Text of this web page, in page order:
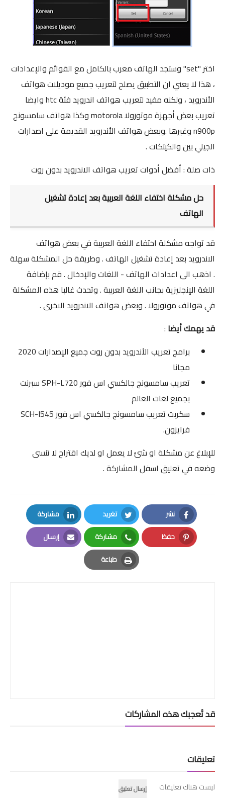
اختر "set" وستجد الهاتف معرب بالكامل مع القوائم والإعدادات
، هذا لا يعني ان التطبيق يصلح لتعريب جميع موديلات هواتف
الأندرويد ، ولكنه مفيد لتعريب هواتف اندرويد فئة htc وايضا
تعريب بعض أجهزة موتورولا motorola وكذا هواتف سامسونج
n900p وغيرها .وبعض هواتف الأندرويد القديمة على اصدارات
الجيلي بين والكيتكات .
ذات صلة :أفضل أدوات تعريب هواتف الاندرويد بدون روت
حل مشكلة اختفاء اللغة العربية بعد إعادة تشغيل
الهاتف
قد تواجه مشكلة اختفاء اللغة العربية في بعض هواتف
الاندرويد بعد إعادة تشغيل الهاتف . وطريقة حل المشكلة سهلة
. اذهب الى اعدادات الهاتف - اللغات والإدخال . قم بإضافة
اللغة الإنجليزية بجانب اللغة العربية . وتحدث غالبا هذه المشكلة
في هواتف موتورولا . وبعض هواتف الاندرويد الاخرى .
قد يهمك أيضا :
برامج تعريب الأندرويد بدون روت جميع الإصدارات 2020
مجانا
تعريب سامسونج جالكسي اس فور SPH-L720 سبرنت
بجميع لغات العالم
سكربت تعريب سامسونج جالكسي اس فور SCH-I545
فرايزون.
للإبلاغ عن مشكلة او شئ لا يعمل او لديك اقتراح لا تنسى
وضعه في تعليق اسفل المشاركة .
نشر
Facebook
تغريد
Twitter
مشاركة
LinkedIn
حفظ
Pinterest
مشاركة
Whatsapp
إرسال
Email
طباعة
Print
قد تُعجبك هذه المشاركات
تعليقات
ليست هناك تعليقات إرسال تعليق